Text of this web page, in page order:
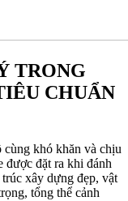
TRONG
CHUẨN
cùng khó khăn và chịu
được đặt ra khi đánh
xây dựng đẹp, vật
tổng thể cảnh